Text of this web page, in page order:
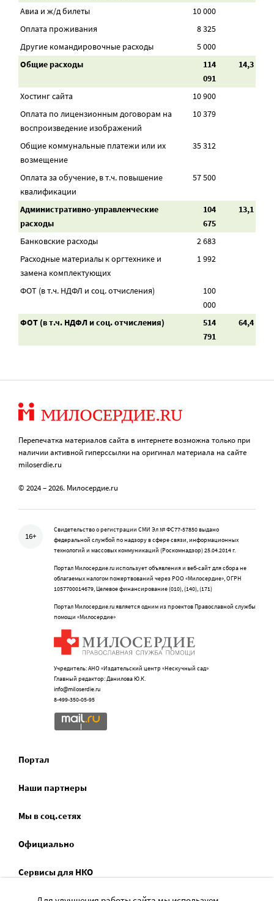
Авиа и ж/д билеты
10 000
Оплата проживания
8 325
Другие командировочные расходы
5 000
Общие расходы
114
091
14,3
Хостинг сайта
10 900
Оплата по лицензионным договорам на
воспроизведение изображений
10 379
Общие коммунальные платежи или их
возмещение
35 312
Оплата за обучение, в т.ч. повышение
квалификации
57 500
Административно-управленческие
расходы
104
675
13,1
Банковские расходы
2 683
Расходные материалы к оргтехнике и
замена комплектующих
1 992
ФОТ (в т.ч. НДФЛ и соц. отчисления)
100
000
ФОТ (в т.ч. НДФЛ и соц. отчисления)
514
791
64,4
Перепечатка материалов сайта в интернете возможна только при
наличии активной гиперссылки на оригинал материала на сайте
miloserdie.ru
© 2024 – 2026. Милосердие.ru
16+
Свидетельство о регистрации СМИ Эл № ФС77-57850 выдано
федеральной службой по надзору в сфере связи, информационных
технологий и массовых коммуникаций (Роскомнадзор) 25.04.2014 г.
Портал Милосердие.ru использует объявления и веб-сайт для сбора не
облагаемых налогом пожертвований через РОО «Милосердие», ОГРН
1057700014679, Целевое финансирование (010), (140), (171)
Портал Милосердие.ru является одним из проектов Православной службы
помощи «Милосердие»
Учредитель: АНО «Издательский центр «Нескучный сад»
Главный редактор: Данилова Ю.К.
info@miloserdie.ru
8-499-350-05-95
Портал
Наши партнеры
Мы в соц.сетях
Официально
Сервисы для НКО